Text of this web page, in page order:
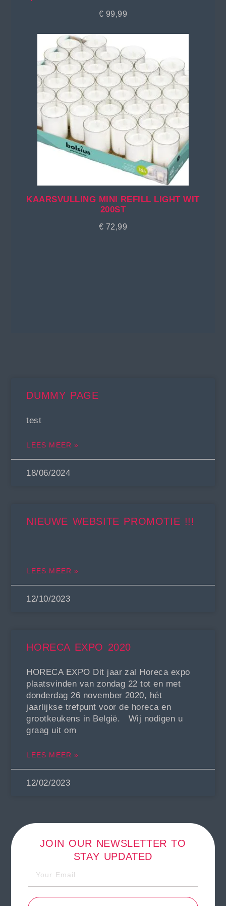
€ 99,99
KAARSVULLING MINI REFILL LIGHT WIT
200ST
€ 72,99
DUMMY PAGE
test
LEES MEER »
18/06/2024
NIEUWE WEBSITE PROMOTIE !!!
LEES MEER »
12/10/2023
HORECA EXPO 2020
HORECA EXPO Dit jaar zal Horeca expo
plaatsvinden van zondag 22 tot en met
donderdag 26 november 2020, hét
jaarlijkse trefpunt voor de horeca en
grootkeukens in België. Wij nodigen u
graag uit om
LEES MEER »
12/02/2023
JOIN OUR NEWSLETTER TO
STAY UPDATED